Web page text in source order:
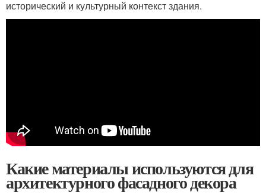
исторический и культурный контекст здания.
Какие материалы используются для
архитектурного фасадного декора